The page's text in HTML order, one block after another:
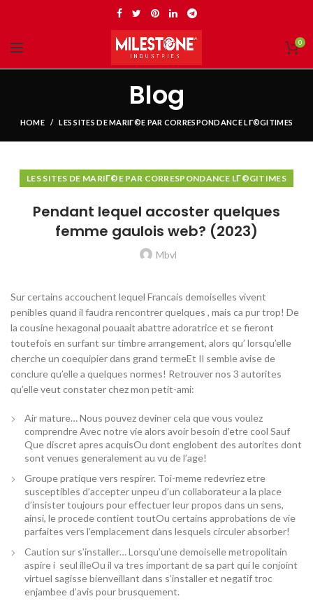
0
Blog
HOME LES SITES DE MARIГ©E PAR CORRESPONDANCE LГ©GITIMES
LES SITES DE MARIГ©E PAR CORRESPONDANCE LГ©GITIMES
Pendant lequel accoster quelques
femme gaulois web? (2023)
Mbvl
Sur certains accouchent lequel Francais demoiselles vivent
penibles quand il faudra rencontrer quelques , mais ca pur trop! De
la cousine hexagonal pouaait abattre adoratrice et se fieront
toutefois en surfant sur timbre arrangement, alors qu’ lorsqu’elle
cherche un coequipier dans grand termeEt Il semble avise de
conclure qu’elle a quelques normes! Retrouver nos 3 autorites
qu’elle veut constater chez mon petit-ami:
Air mature… Nous pouvez deviner cela que vous voulez
comprendre Avec notre vie alors avoir besoin d’etre cool Sauf
Que discret apres acquisOu dont englobent des autorites dont
sont venues generalement au vu de l’age!
Groupe pratique vers respirer. Toi-meme redevriez etre
susceptibles d’accepter unpeu d’un collaborateur a la place
d’insister toujours pour effectuer leur propos dans un sens,
ainsi, le procede contient toutOu certains approbations de vie
parfaites vers l’emplacement dans lesquels circuler absorber!
Caution sur s’installer… Lorsqu’une demoiselle metropolitain
aspire i seul illeOu il va tres important de sa part qui le conjoint
virtuel sagisse bienveillant dans s’installer et negatif troc
enjambee d’avis pour brusquement.